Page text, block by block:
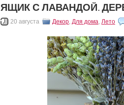
ЯЩИК С ЛАВАНДОЙ.
20 августа Декор, Для дома, Лето